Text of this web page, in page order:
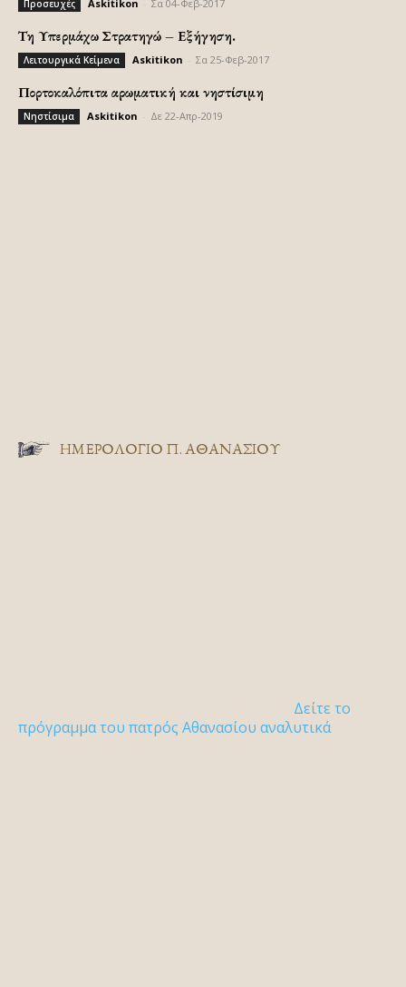
Προσευχές Askitikon Σα 04-Φεβ-2017
Τη Υπερμάχω Στρατηγώ – Εξήγηση.
Λειτουργικά Κείμενα Askitikon Σα 25-Φεβ-2017
Πορτοκαλόπιτα αρωματική και νηστίσιμη
Νηστίσιμα Askitikon Δε 22-Απρ-2019
ΗΜΕΡΟΛΟΓΙΟ Π. ΑΘΑΝΑΣΙΟΥ
Δείτε το
πρόγραμμα του πατρός Αθανασίου αναλυτικά